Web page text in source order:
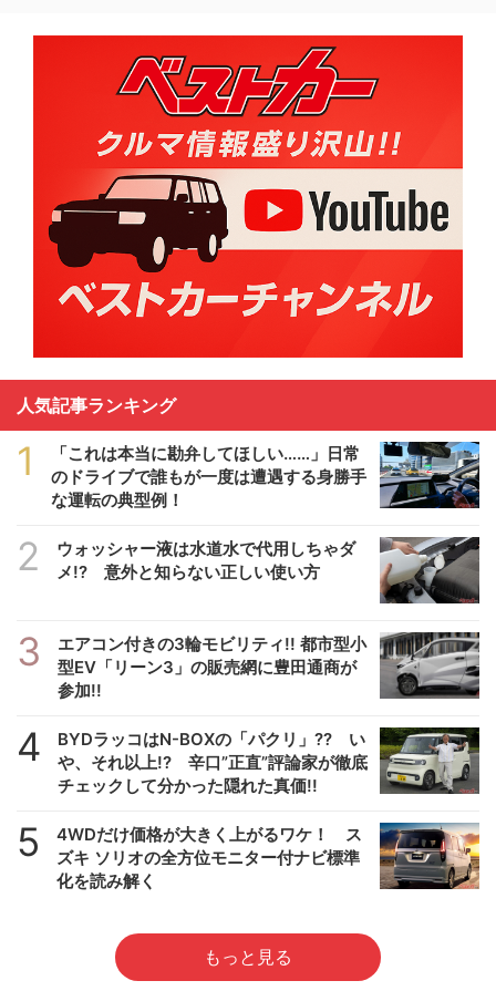
人気記事ランキング
1
「これは本当に勘弁してほしい……」日常
のドライブで誰もが一度は遭遇する身勝手
な運転の典型例！
2
ウォッシャー液は水道水で代用しちゃダ
メ!? 意外と知らない正しい使い方
3
エアコン付きの3輪モビリティ!! 都市型小
型EV「リーン3」の販売網に豊田通商が
参加!!
4
BYDラッコはN-BOXの「パクリ」?? い
や、それ以上!? 辛口”正直”評論家が徹底
チェックして分かった隠れた真価!!
5
4WDだけ価格が大きく上がるワケ！ ス
ズキ ソリオの全方位モニター付ナビ標準
化を読み解く
もっと見る